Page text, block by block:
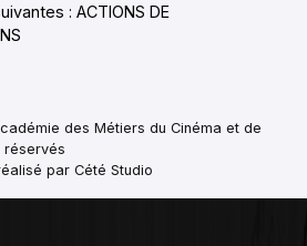
: ACTIONS DE
des Métiers du Cinéma et de
réservés
par Cété Studio